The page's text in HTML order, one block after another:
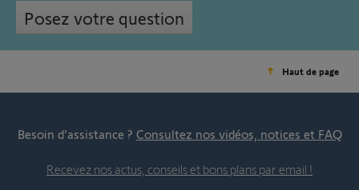
Posez votre question
Haut de page
Besoin d’assistance ? Consultez nos vidéos, notices et FAQ
Recevez nos actus, conseils et bons plans par email !